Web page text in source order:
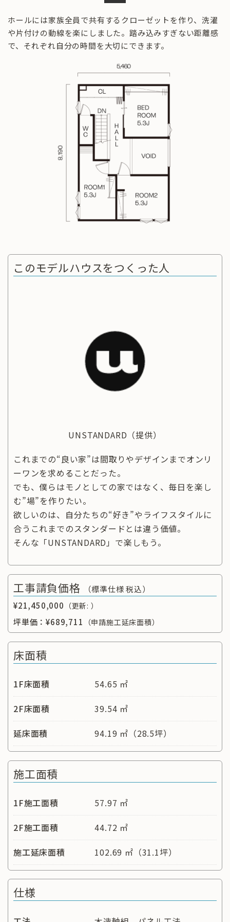
ホールには家族全員で共有するクローゼットを作り、洗濯
や片付けの動線を楽にしました。踏み込みすぎない距離感
で、それぞれ自分の時間を大切にできます。
このモデルハウスをつくった人
UNSTANDARD （提供）
これまでの“良い家”は間取りやデザインまでオンリ
ーワンを求めることだった。
でも、僕らはモノとしての家ではなく、毎日を楽し
む”場”を作りたい。
欲しいのは、自分たちの“好き”やライフスタイルに
合うこれまでのスタンダードとは違う価値。
そんな「UNSTANDARD」で楽しもう。
工事請負価格
（標準仕様 税込）
¥21,450,000 （更新: ）
坪単価：¥689,711 （申請施工延床面積）
床面積
1F床面積
54.65 ㎡
2F床面積
39.54 ㎡
延床面積
94.19 ㎡（28.5坪）
施工面積
1F施工面積
57.97 ㎡
2F施工面積
44.72 ㎡
施工延床面積
102.69 ㎡（31.1坪）
仕様